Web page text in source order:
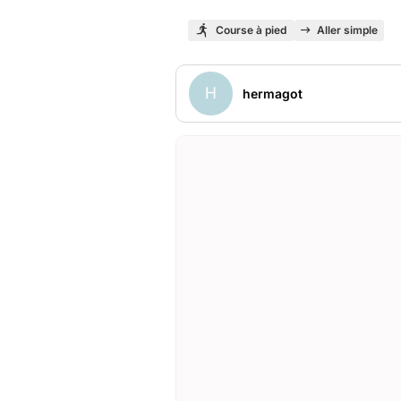
Course à pied Aller simple
H hermagot